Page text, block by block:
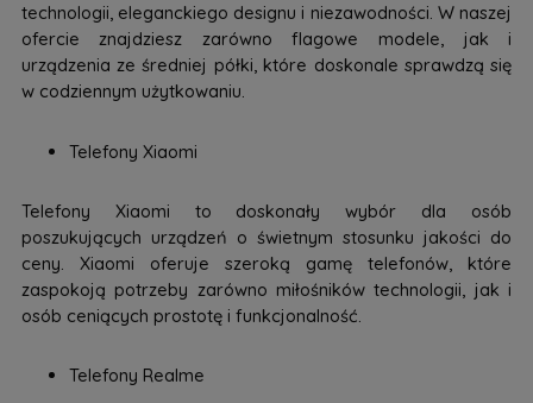
technologii, eleganckiego designu i niezawodności. W naszej
ofercie znajdziesz zarówno flagowe modele, jak i
urządzenia ze średniej półki, które doskonale sprawdzą się
w codziennym użytkowaniu.
Telefony Xiaomi
Telefony Xiaomi to doskonały wybór dla osób
poszukujących urządzeń o świetnym stosunku jakości do
ceny. Xiaomi oferuje szeroką gamę telefonów, które
zaspokoją potrzeby zarówno miłośników technologii, jak i
osób ceniących prostotę i funkcjonalność.
Telefony Realme